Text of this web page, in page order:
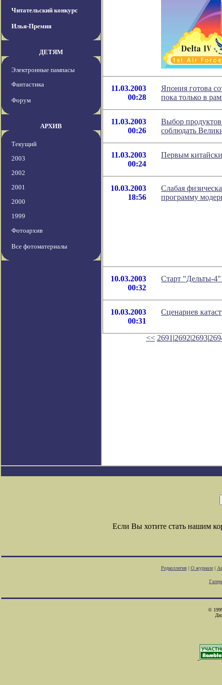
Читательский конкурс
Илья-Премия
ДЕТЯМ
Электронные пампасы
Фантастика
Форум
АРХИВ
Текущий
2003
2002
2001
2000
1999
Фотоархив
Все фотоматериалы
11.03.2003
00:28
Япония готова
пока только в
11.03.2003
00:26
Выбор
соблюдать
11.03.2003
00:24
Первым
10.03.2003
18:56
Слабая
программу
10.03.2003
00:32
Старт "Дельты-
10.03.2003
00:31
Сценариев
<< 2691 |2692|2693|
Если Вы хотите стать нашим
Редколлегия| О журнале|
©